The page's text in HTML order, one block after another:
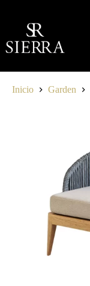
contenido
Inicio Garden